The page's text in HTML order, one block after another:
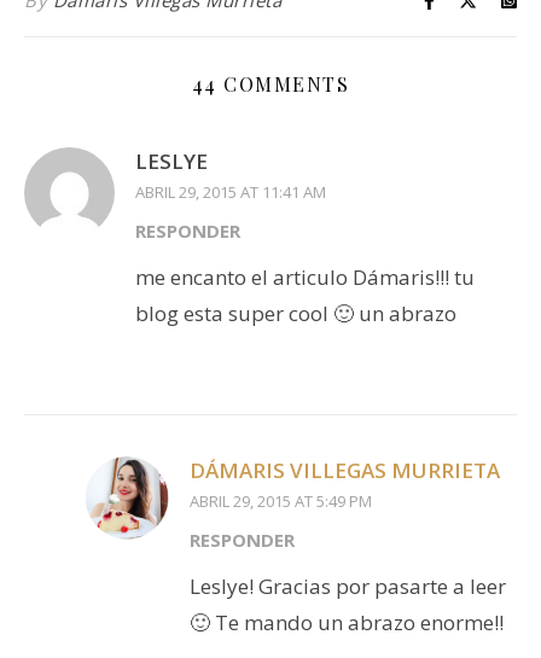
44 COMMENTS
LESLYE
ABRIL 29, 2015 AT 11:41 AM
RESPONDER
me encanto el articulo Dámaris!!! tu
blog esta super cool 🙂 un abrazo
DÁMARIS VILLEGAS MURRIETA
ABRIL 29, 2015 AT 5:49 PM
RESPONDER
Leslye! Gracias por pasarte a leer
🙂 Te mando un abrazo enorme!!